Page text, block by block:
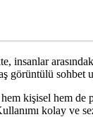
insanlar
sohbet
kişisel hem
kolay ve